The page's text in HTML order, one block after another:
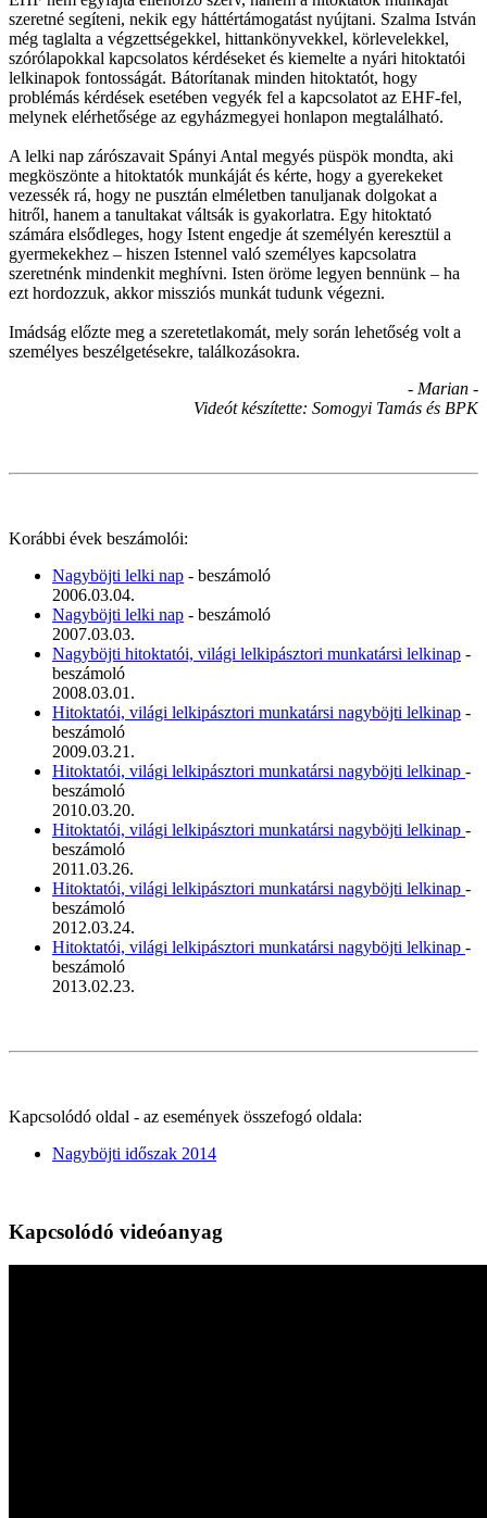
szeretné segíteni, nekik egy háttértámogatást nyújtani. Szalma István
még taglalta a végzettségekkel, hittankönyvekkel, körlevelekkel,
szórólapokkal kapcsolatos kérdéseket és kiemelte a nyári hitoktatói
lelkinapok fontosságát. Bátorítanak minden hitoktatót, hogy
problémás kérdések esetében vegyék fel a kapcsolatot az EHF-fel,
melynek elérhetősége az egyházmegyei honlapon megtalálható.
A lelki nap zárószavait Spányi Antal megyés püspök mondta, aki
megköszönte a hitoktatók munkáját és kérte, hogy a gyerekeket
vezessék rá, hogy ne pusztán elméletben tanuljanak dolgokat a
hitről, hanem a tanultakat váltsák is gyakorlatra. Egy hitoktató
számára elsődleges, hogy Istent engedje át személyén keresztül a
gyermekekhez – hiszen Istennel való személyes kapcsolatra
szeretnénk mindenkit meghívni. Isten öröme legyen bennünk – ha
ezt hordozzuk, akkor missziós munkát tudunk végezni.
Imádság előzte meg a szeretetlakomát, mely során lehetőség volt a
személyes beszélgetésekre, találkozásokra.
- Marian -
Videót készítette: Somogyi Tamás és BPK
Korábbi évek beszámolói:
Nagyböjti lelki nap - beszámoló
2006.03.04.
Nagyböjti lelki nap - beszámoló
2007.03.03.
Nagyböjti hitoktatói, világi lelkipásztori munkatársi lelkinap -
beszámoló
2008.03.01.
Hitoktatói, világi lelkipásztori munkatársi nagyböjti lelkinap -
beszámoló
2009.03.21.
Hitoktatói, világi lelkipásztori munkatársi nagyböjti lelkinap -
beszámoló
2010.03.20.
Hitoktatói, világi lelkipásztori munkatársi nagyböjti lelkinap -
beszámoló
2011.03.26.
Hitoktatói, világi lelkipásztori munkatársi nagyböjti lelkinap -
beszámoló
2012.03.24.
Hitoktatói, világi lelkipásztori munkatársi nagyböjti lelkinap -
beszámoló
2013.02.23.
Kapcsolódó oldal - az események összefogó oldala:
Nagyböjti időszak 2014
Kapcsolódó videóanyag